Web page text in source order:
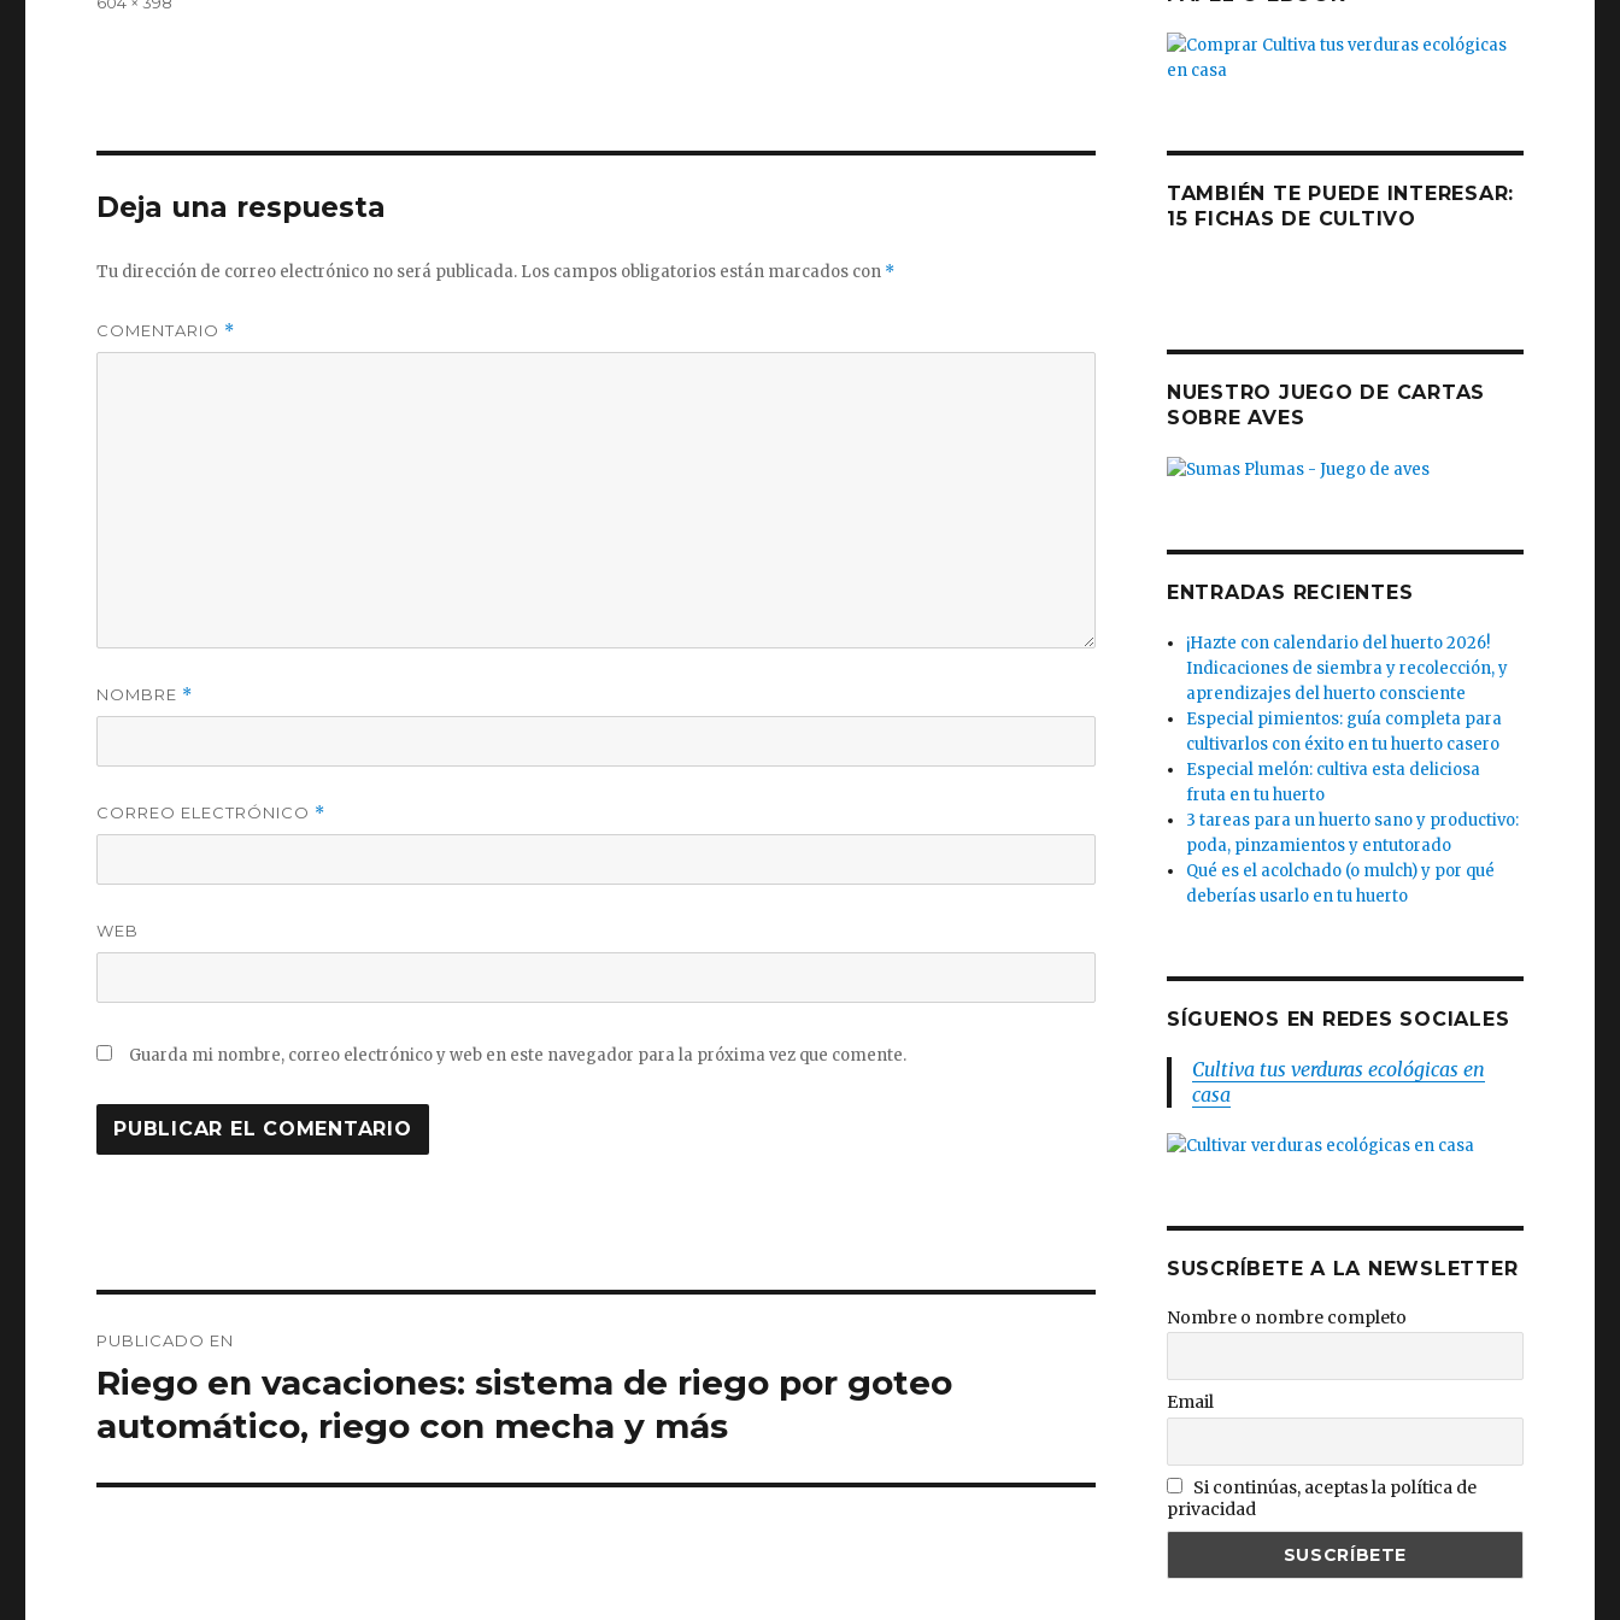
Deja una respuesta
Tu dirección de correo electrónico no será publicada. Los campos obligatorios están marcados con *
COMENTARIO *
NOMBRE *
CORREO ELECTRÓNICO *
WEB
Guarda mi nombre, correo electrónico y web en este navegador para la próxima vez que comente.
de
entradas
PUBLICADO EN
Riego en vacaciones: sistema de riego por goteo
automático, riego con mecha y más
TAMBIÉN TE PUEDE INTERESAR:
15 FICHAS DE CULTIVO
NUESTRO JUEGO DE CARTAS
SOBRE AVES
ENTRADAS RECIENTES
¡Hazte con calendario del huerto 2026!
Indicaciones de siembra y recolección, y
aprendizajes del huerto consciente
Especial pimientos: guía completa para
cultivarlos con éxito en tu huerto casero
Especial melón: cultiva esta deliciosa
fruta en tu huerto
3 tareas para un huerto sano y productivo:
poda, pinzamientos y entutorado
Qué es el acolchado (o mulch) y por qué
deberías usarlo en tu huerto
SÍGUENOS EN REDES SOCIALES
Cultiva tus verduras ecológicas en
casa
SUSCRÍBETE A LA NEWSLETTER
Nombre o nombre completo
Email
Si continúas, aceptas la política de
privacidad